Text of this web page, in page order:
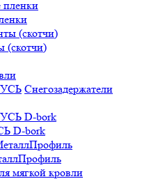
(скотчи)
Снегозадержатели
D-bork